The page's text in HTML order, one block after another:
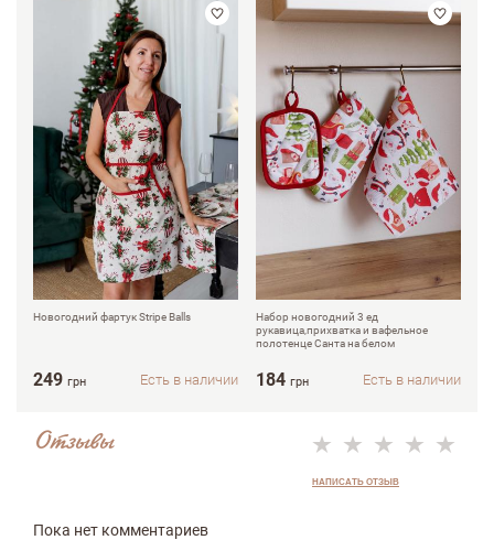
Отзывы
НАПИСАТЬ ОТЗЫВ
Пока нет комментариев
Новогодний фартук Stripe Balls
249 грн Есть в наличии
Набор новогодний 3 ед
рукавица,прихватка и вафельное
полотенце Санта на белом
184 грн Есть в наличии